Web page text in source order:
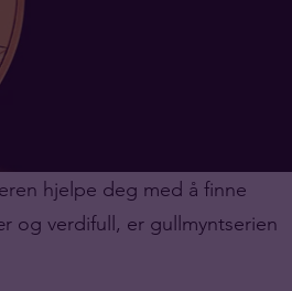
hjelpe deg med å finne
og verdifull, er gullmyntserien